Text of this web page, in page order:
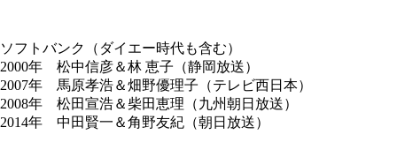
ソフトバンク（ダイエー時代も含む）
2000年 松中信彦＆林 恵子（静岡放送）
2007年 馬原孝浩＆畑野優理子（テレビ西日本）
2008年 松田宣浩＆柴田恵理（九州朝日放送）
2014年 中田賢一＆角野友紀（朝日放送）